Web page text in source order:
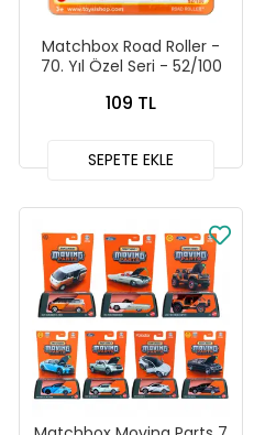
Matchbox Road Roller -
70. Yıl Özel Seri - 52/100
109 TL
SEPETE EKLE